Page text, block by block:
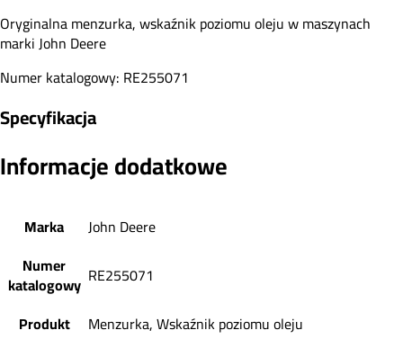
Oryginalna menzurka, wskaźnik poziomu oleju w maszynach
marki John Deere
Numer katalogowy: RE255071
Specyfikacja
Informacje dodatkowe
Marka
John Deere
Numer
katalogowy RE255071
Produkt
Menzurka, Wskaźnik poziomu oleju